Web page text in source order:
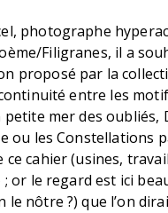
photographe
Filigranes, il a
proposé par la
entre les
mer des oubliés,
ou les Constellations
ce cahier (usines,
or le regard est ici
le nôtre ?) que l’on